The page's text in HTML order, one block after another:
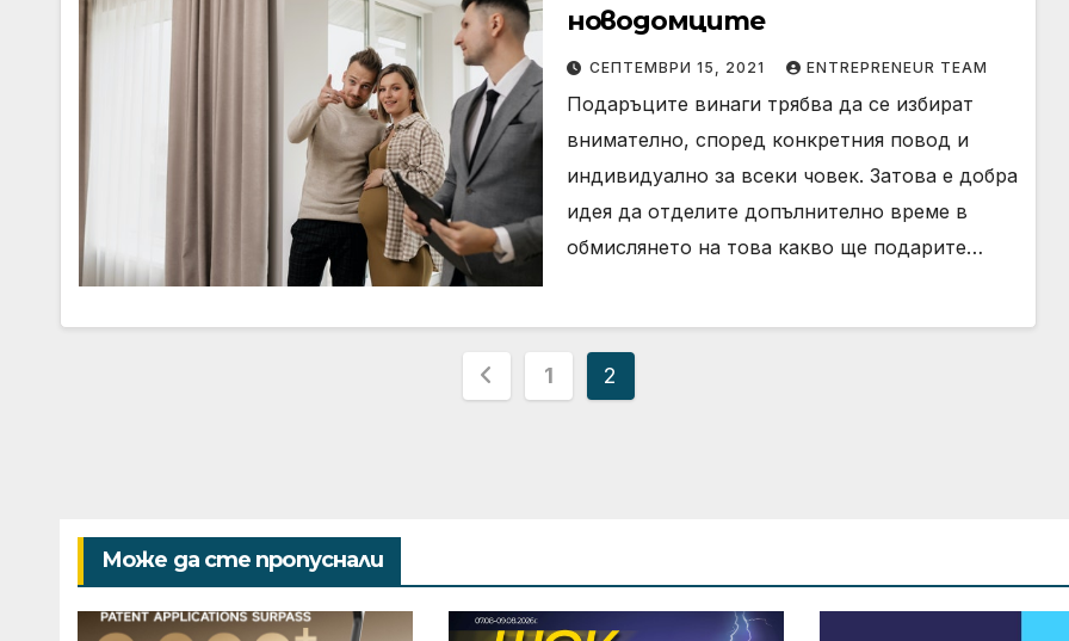
новодомците
СЕПТЕМВРИ 15, 2021 ENTREPRENEUR TEAM
Подаръците винаги трябва да се избират
внимателно, според конкретния повод и
индивидуално за всеки човек. Затова е добра
идея да отделите допълнително време в
обмислянето на това какво ще подарите…
Разделяне
1 2
Може да сте пропуснали